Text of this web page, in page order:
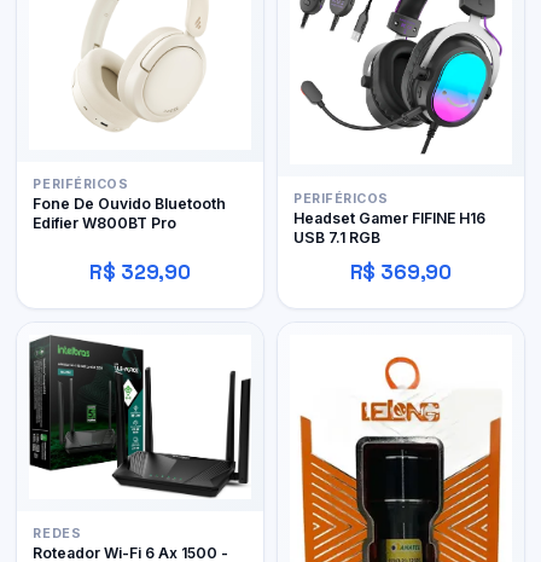
PERIFÉRICOS
Fone De Ouvido Bluetooth
Edifier W800BT Pro
R$ 329,90
PERIFÉRICOS
Headset Gamer FIFINE H16
USB 7.1 RGB
R$ 369,90
REDES
Roteador Wi-Fi 6 Ax 1500 -